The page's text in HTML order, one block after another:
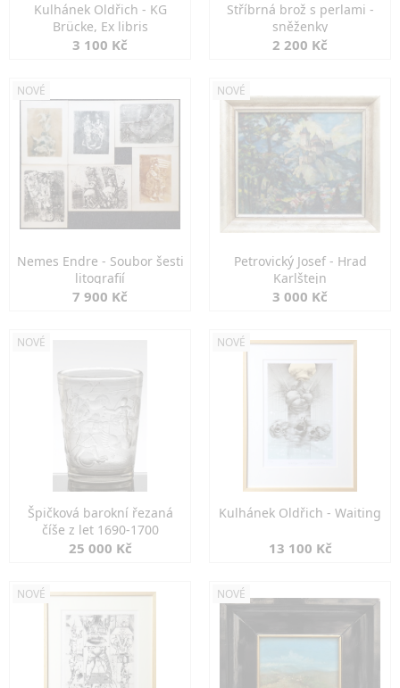
Kulhánek Oldřich - KG
Brücke, Ex libris
3 100 Kč
Stříbrná brož s perlami -
sněženky
2 200 Kč
NOVÉ
Nemes Endre - Soubor šesti
litografií
7 900 Kč
NOVÉ
Petrovický Josef - Hrad
Karlštejn
3 000 Kč
NOVÉ
Špičková barokní řezaná
číše z let 1690-1700
25 000 Kč
NOVÉ
Kulhánek Oldřich - Waiting
13 100 Kč
NOVÉ NOVÉ